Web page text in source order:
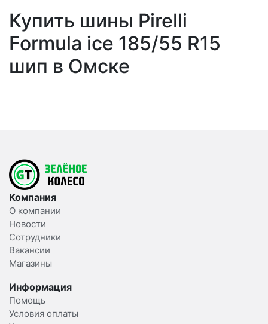
Купить шины Pirelli
Formula ice 185/55 R15
шип в Омске
Компания
О компании
Новости
Сотрудники
Вакансии
Магазины
Информация
Помощь
Условия оплаты